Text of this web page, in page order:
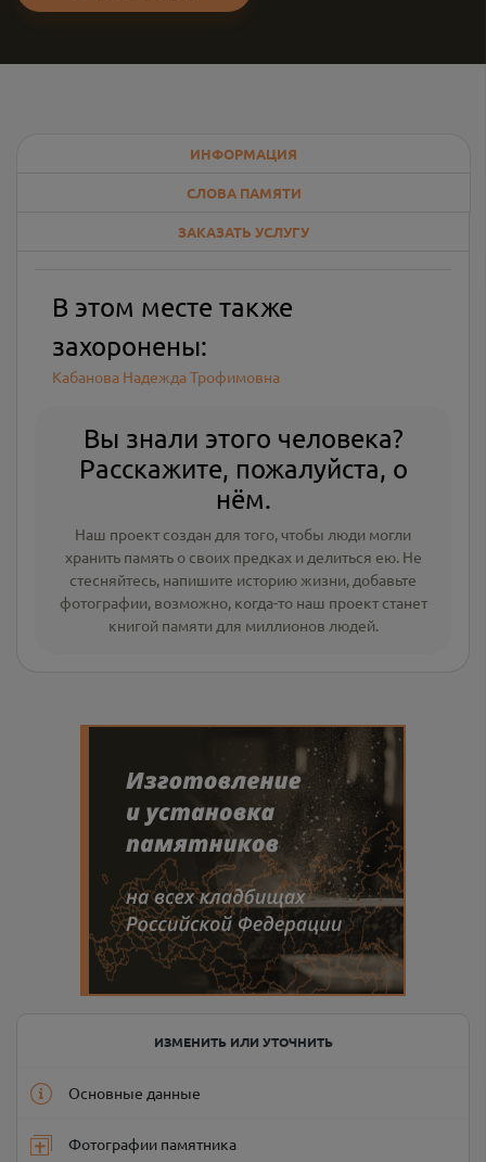
ИНФОРМАЦИЯ
СЛОВА ПАМЯТИ
ЗАКАЗАТЬ УСЛУГУ
В этом месте также
захоронены:
Кабанова Надежда Трофимовна
Вы знали этого человека?
Расскажите, пожалуйста, о
нём.
Наш проект создан для того, чтобы люди могли
хранить память о своих предках и делиться ею. Не
стесняйтесь, напишите историю жизни, добавьте
фотографии, возможно, когда-то наш проект станет
книгой памяти для миллионов людей.
ИЗМЕНИТЬ ИЛИ УТОЧНИТЬ
Основные данные
Фотографии памятника